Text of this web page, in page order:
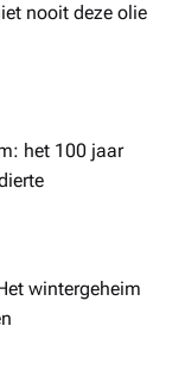
nooit deze olie
het 100 jaar
wintergeheim